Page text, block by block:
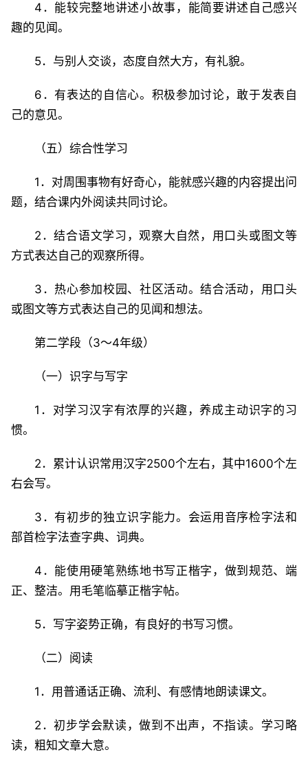
4．能较完整地讲述小故事，能简要讲述自己感兴
趣的见闻。
5．与别人交谈，态度自然大方，有礼貌。
6．有表达的自信心。积极参加讨论，敢于发表自
己的意见。
（五）综合性学习
1．对周围事物有好奇心，能就感兴趣的内容提出问
题，结合课内外阅读共同讨论。
2．结合语文学习，观察大自然，用口头或图文等
方式表达自己的观察所得。
3．热心参加校园、社区活动。结合活动，用口头
或图文等方式表达自己的见闻和想法。
第二学段（3～4年级）
（一）识字与写字
1．对学习汉字有浓厚的兴趣，养成主动识字的习
惯。
2．累计认识常用汉字2500个左右，其中1600个左
右会写。
3．有初步的独立识字能力。会运用音序检字法和
部首检字法查字典、词典。
4．能使用硬笔熟练地书写正楷字，做到规范、端
正、整洁。用毛笔临摹正楷字帖。
5．写字姿势正确，有良好的书写习惯。
（二）阅读
1．用普通话正确、流利、有感情地朗读课文。
2．初步学会默读，做到不出声，不指读。学习略
读，粗知文章大意。